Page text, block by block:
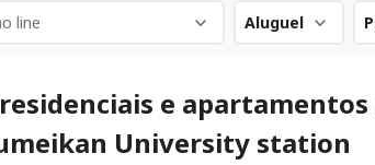
line Aluguel
e
University station